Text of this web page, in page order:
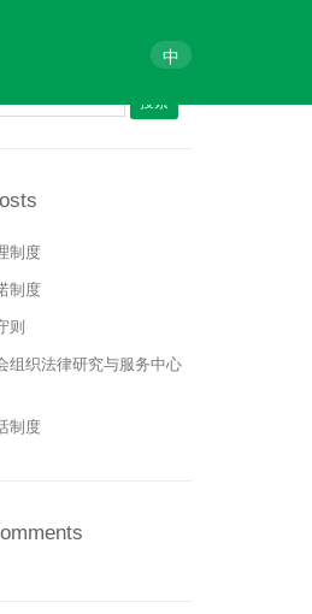
中
制度
制度
则
组织法律研究与服务中心
制度